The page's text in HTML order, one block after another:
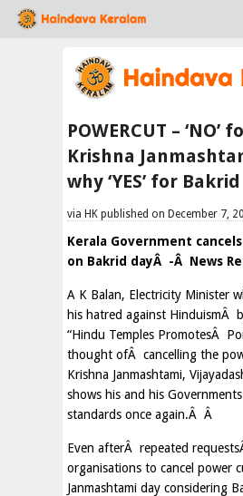
POWERCUT – ‘NO’
Krishna
why ‘YES’ for Bakrid
via HK published on December 7,
Kerala Government
on Bakrid dayÂ -Â News
A K Balan, Electricity Minister
his hatred against HinduismÂ
“Hindu Temples PromotesÂ
thought ofÂ cancelling the
Krishna Janmashtami,
shows his and his
standards once again.Â Â
Even afterÂ repeated
organisations to cancel power
Janmashtami day considering